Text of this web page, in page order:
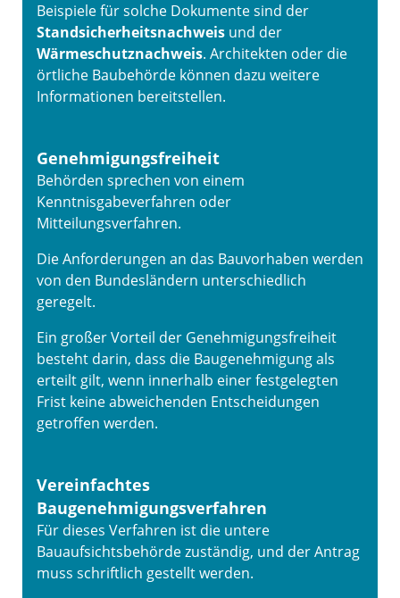
Beispiele für solche Dokumente sind der
Standsicherheitsnachweis und der
Wärmeschutznachweis. Architekten oder die
örtliche Baubehörde können dazu weitere
Informationen bereitstellen.
Genehmigungsfreiheit
Behörden sprechen von einem
Kenntnisgabeverfahren oder
Mitteilungsverfahren.
Die Anforderungen an das Bauvorhaben werden
von den Bundesländern unterschiedlich
geregelt.
Ein großer Vorteil der Genehmigungsfreiheit
besteht darin, dass die Baugenehmigung als
erteilt gilt, wenn innerhalb einer festgelegten
Frist keine abweichenden Entscheidungen
getroffen werden.
Vereinfachtes
Baugenehmigungsverfahren
Für dieses Verfahren ist die untere
Bauaufsichtsbehörde zuständig, und der Antrag
muss schriftlich gestellt werden.